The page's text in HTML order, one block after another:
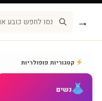
צור קשר
שאלות נפוצות
→
קטגוריות פופולריות
נשים